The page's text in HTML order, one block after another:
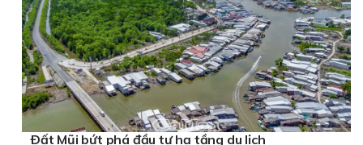
Ðất Mũi bứt phá đầu tư hạ tầng du lịch